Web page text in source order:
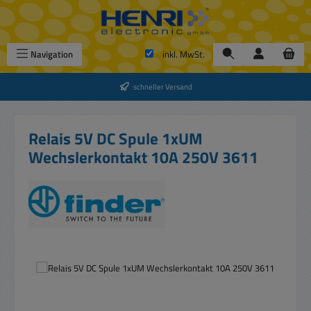
Zum Hauptinhalt springen
Navigation inkl. MwSt.
schneller Versand
Relais 5V DC Spule 1xUM
Wechslerkontakt 10A 250V 3611
Bildergalerie überspringen